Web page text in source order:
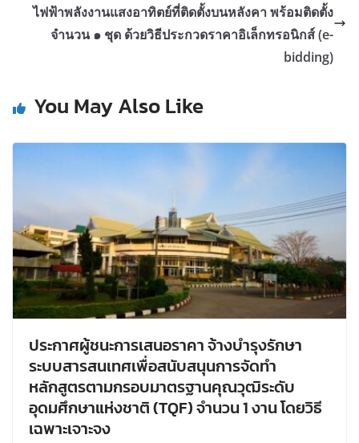
ไฟฟ้าพลังงานแสงอาทิตย์ที่ติดตั้งบนหลังคา พร้อมติดตั้ง
จำนวน ๑ ชุด ด้วยวิธีประกวดราคาอิเล็กทรอนิกส์ (e-
bidding)
You May Also Like
ประกาศผู้ชนะการเสนอราคา จ้างบำรุงรักษา
ระบบสารสนเทศเพื่อสนับสนุนการจัดทำ
หลักสูตรตามกรอบมาตรฐานคุณวุฒิระดับ
อุดมศึกษาแห่งชาติ (TQF) จำนวน 1 งาน โดยวิธี
เฉพาะเจาะจง